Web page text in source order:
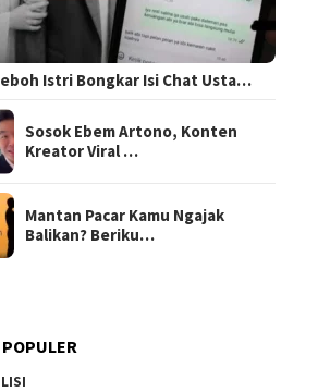
Istri Bongkar Isi Chat Usta…
Sosok Ebem Artono, Konten
Kreator Viral …
Mantan Pacar Kamu Ngajak
Balikan? Beriku…